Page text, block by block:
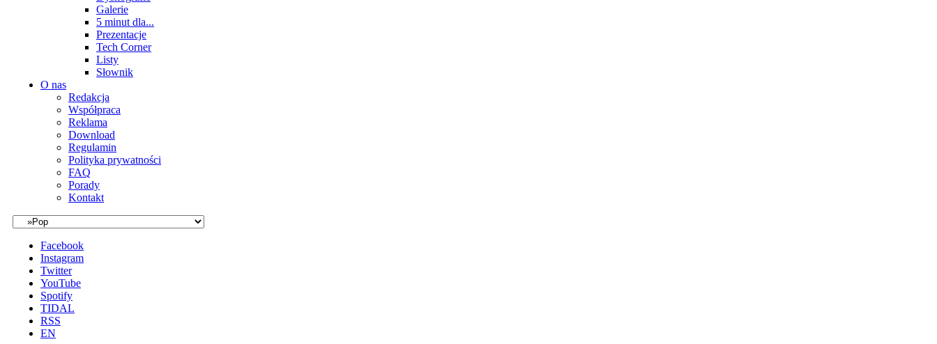
Galerie
5 minut dla...
Prezentacje
Tech Corner
Listy
Słownik
O nas
Redakcja
Współpraca
Reklama
Download
Regulamin
Polityka prywatności
FAQ
Porady
Kontakt
Facebook
Instagram
Twitter
YouTube
Spotify
TIDAL
RSS
EN